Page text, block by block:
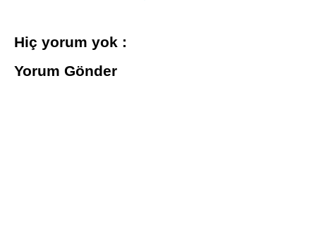
Hiç yorum yok :
Yorum Gönder